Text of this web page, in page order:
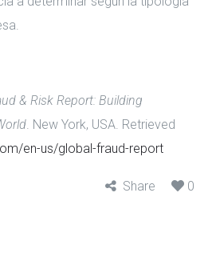
& Risk Report: Building
. New York, USA. Retrieved
en-us/global-fraud-report
Share 0